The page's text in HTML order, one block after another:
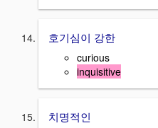
호기심이 강한
curious
inquisitive
치명적인